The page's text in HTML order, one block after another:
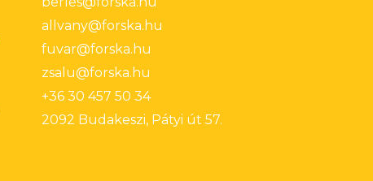
allvany@forska.hu
fuvar@forska.hu
zsalu@forska.hu
+36 30 457 50 34
2092 Budakeszi, Pátyi út 57.